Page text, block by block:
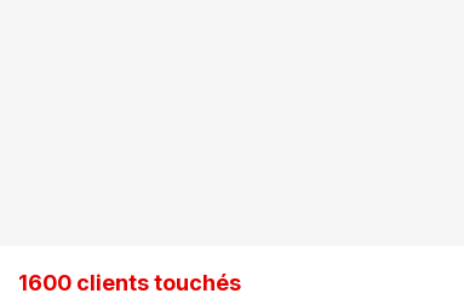
1600 clients touchés